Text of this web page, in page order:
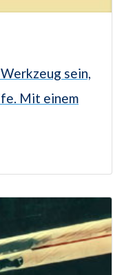
sein,
Mit einem